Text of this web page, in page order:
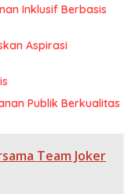
Inklusif Berbasis
Aspirasi
Publik Berkualitas
Team Joker